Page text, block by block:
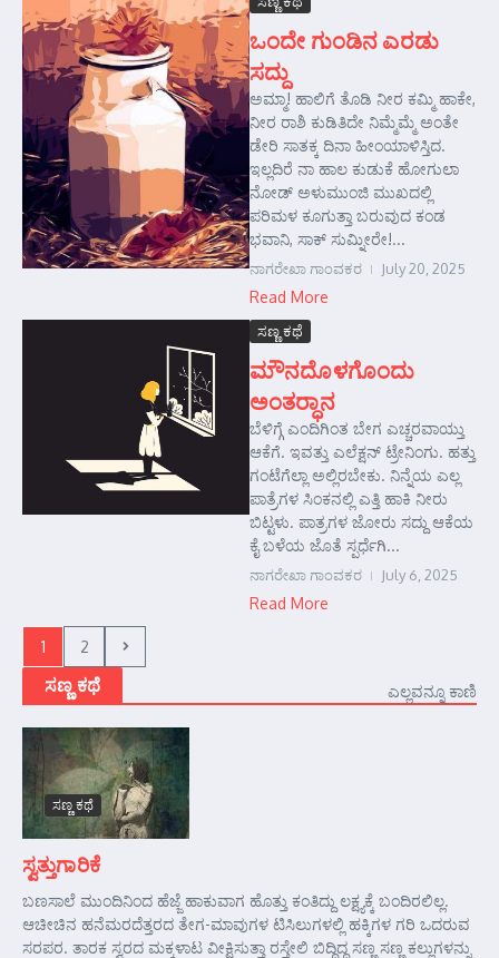
ಒಂದೇ ಗುಂಡಿನ ಎರಡು
ಸದ್ದು
ಅಮ್ಮಾ! ಹಾಲಿಗೆ ತೊಡಿ ನೀರ ಕಮ್ಮಿ ಹಾಕೇ,
ನೀರ ರಾಶಿ ಕುಡಿತಿದೇ ನಿಮ್ಮೆಮ್ಮೆ ಅಂತೇ
ಡೇರಿ ಸಾತಕ್ಕ ದಿನಾ ಹೀಂಯಾಳಿಸ್ತಿದ.
ಇಲ್ಲದಿರೆ ನಾ ಹಾಲ ಕುಡುಕೆ ಹೋಗುಲಾ
ನೋಡ್ ಅಳುಮುಂಜಿ ಮುಖದಲ್ಲಿ
ಪರಿಮಳ ಕೂಗುತ್ತಾ ಬರುವುದ ಕಂಡ
ಭವಾನಿ, ಸಾಕ್ ಸುಮ್ನೀರೇ!...
ನಾಗರೇಖಾ ಗಾಂವಕರ July 20, 2025
Read More
ಸಣ್ಣ ಕಥೆ
ಮೌನದೊಳಗೊಂದು
ಅಂತರ್‍ಧಾನ
ಬೆಳಿಗ್ಗೆ ಎಂದಿಗಿಂತ ಬೇಗ ಎಚ್ಚರವಾಯ್ತು
ಆಕೆಗೆ. ಇವತ್ತು ಎಲೆಕ್ಷನ್ ಟ್ರೇನಿಂಗು. ಹತ್ತು
ಗಂಟೆಗೆಲ್ಲಾ ಅಲ್ಲಿರಬೇಕು. ನಿನ್ನೆಯ ಎಲ್ಲ
ಪಾತ್ರೆಗಳ ಸಿಂಕನಲ್ಲಿ ಎತ್ತಿ ಹಾಕಿ ನೀರು
ಬಿಟ್ಟಳು. ಪಾತ್ರಗಳ ಜೋರು ಸದ್ದು ಆಕೆಯ
ಕೈ ಬಳೆಯ ಜೊತೆ ಸ್ಪರ್ಧೆಗಿ...
ನಾಗರೇಖಾ ಗಾಂವಕರ July 6, 2025
Read More
1 2
ಸಣ್ಣ ಕಥೆ ಎಲ್ಲವನ್ನೂ ಕಾಣಿ
ಸಣ್ಣ ಕಥೆ
ಸ್ವತ್ತುಗಾರಿಕೆ
ಬಣಸಾಲೆ ಮುಂದಿನಿಂದ ಹೆಜ್ಜೆ ಹಾಕುವಾಗ ಹೊತ್ತು ಕಂತಿದ್ದು ಲಕ್ಷ್ಯಕ್ಕೆ ಬಂದಿರಲಿಲ್ಲ.
ಆಚೀಚಿನ ಹನೆಮರದೆತ್ತರದ ತೇಗ-ಮಾವುಗಳ ಟಿಸಿಲುಗಳಲ್ಲಿ ಹಕ್ಕಿಗಳ ಗರಿ ಒದರುವ
ಸರಪರ. ತಾರಕ ಸ್ವರದ ಮಕ್ಕಳಾಟ ವೀಕ್ಷಿಸುತ್ತಾ ರಸ್ತೇಲಿ ಬಿದ್ದಿದ್ದ ಸಣ್ಣ ಸಣ್ಣ ಕಲ್ಲುಗಳನ್ನು